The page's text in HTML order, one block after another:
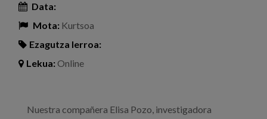
Data:
Mota: Kurtsoa
Ezagutza lerroa:
Lekua:Online
Nuestra compañera Elisa Pozo, investigadora